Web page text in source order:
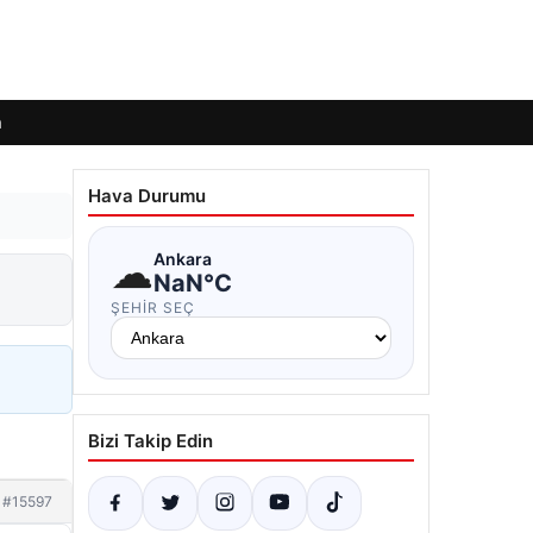
#15597
Hava Durumu
☁Ankara
NaN°C
ŞEHIR SEÇ
Bizi Takip Edin